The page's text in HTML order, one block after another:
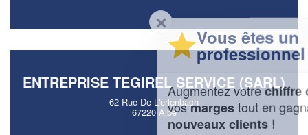
ENTREPRISE TEGIREL SERVICE (SARL)
62 Rue De L'erlenbach
67220 Albe
Vous êtes un
professionnel ?
Augmentez votrechiffre d'affaireset
margestout en gagnant de
nouveaux clients!